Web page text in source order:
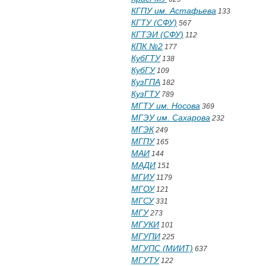
КГПУ им. Астафьева 133
КГТУ (СФУ) 567
КГТЭИ (СФУ) 112
КПК №2 177
КубГТУ138
КубГУ109
КузГПА 182
КузГТУ789
МГТУ им. Носова 369
МГЭУ им. Сахарова 232
МГЭК 249
МГПУ165
МАИ 144
МАДИ 151
МГИУ1179
МГОУ121
МГСУ331
МГУ273
МГУКИ 101
МГУПИ 225
МГУПС (МИИТ) 637
МГУТУ122